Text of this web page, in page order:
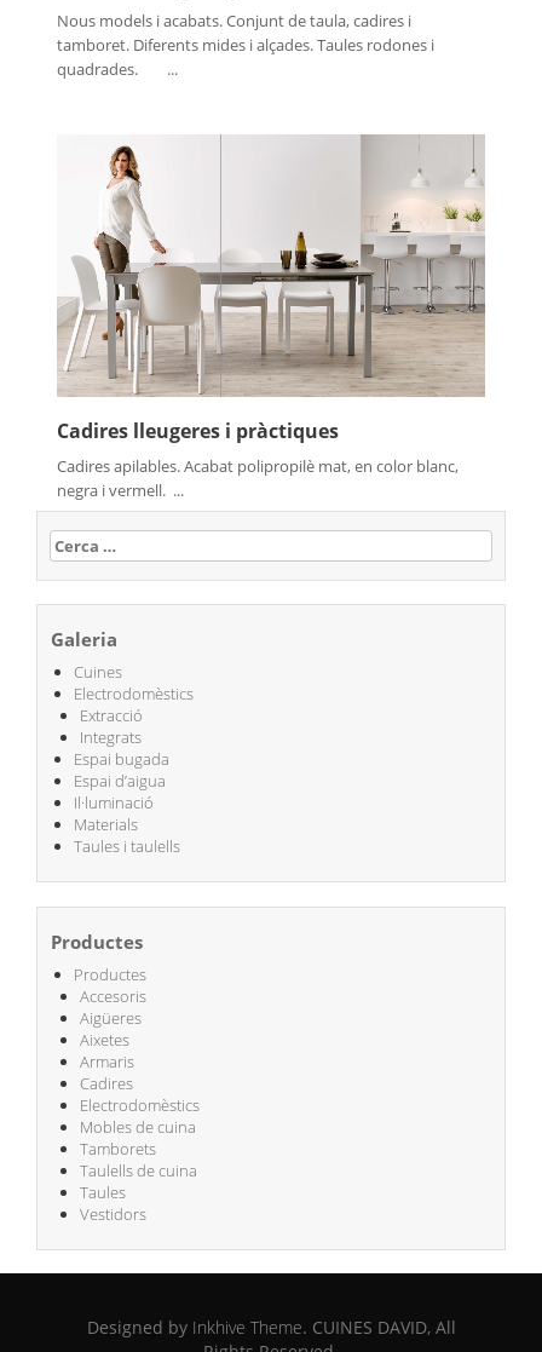
Nous models i acabats. Conjunt de taula, cadires i
tamboret. Diferents mides i alçades. Taules rodones i
quadrades. ...
Cadires lleugeres i pràctiques
Cadires apilables. Acabat polipropilè mat, en color blanc,
negra i vermell. ...
Cerca:
Galeria
Cuines
Electrodomèstics
Extracció
Integrats
Espai bugada
Espai d’aigua
Il·luminació
Materials
Taules i taulells
Productes
Productes
Accesoris
Aigüeres
Aixetes
Armaris
Cadires
Electrodomèstics
Mobles de cuina
Tamborets
Taulells de cuina
Taules
Vestidors
Designed by Inkhive Theme. CUINES DAVID, All